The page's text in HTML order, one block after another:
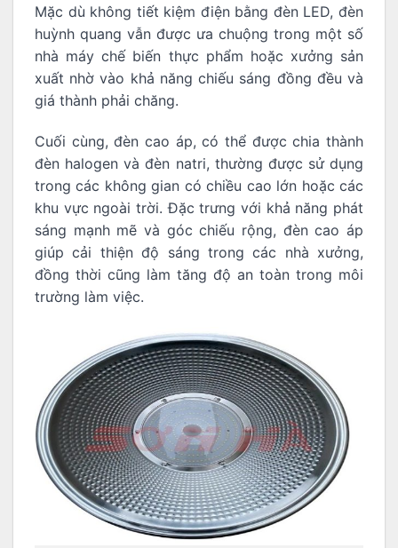
Mặc dù không tiết kiệm điện bằng đèn LED, đèn
huỳnh quang vẫn được ưa chuộng trong một số
nhà máy chế biến thực phẩm hoặc xưởng sản
xuất nhờ vào khả năng chiếu sáng đồng đều và
giá thành phải chăng.
Cuối cùng, đèn cao áp, có thể được chia thành
đèn halogen và đèn natri, thường được sử dụng
trong các không gian có chiều cao lớn hoặc các
khu vực ngoài trời. Đặc trưng với khả năng phát
sáng mạnh mẽ và góc chiếu rộng, đèn cao áp
giúp cải thiện độ sáng trong các nhà xưởng,
đồng thời cũng làm tăng độ an toàn trong môi
trường làm việc.